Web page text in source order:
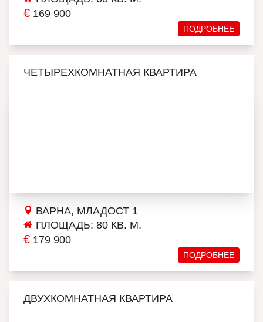
€ 169 900
ПОДРОБНЕЕ
ЧЕТЫРЕХКОМНАТНАЯ КВАРТИРА
ВАРНА, МЛАДОСТ 1
ПЛОЩАДЬ: 80 КВ. М.
€ 179 900
ПОДРОБНЕЕ
ДВУХКОМНАТНАЯ КВАРТИРА